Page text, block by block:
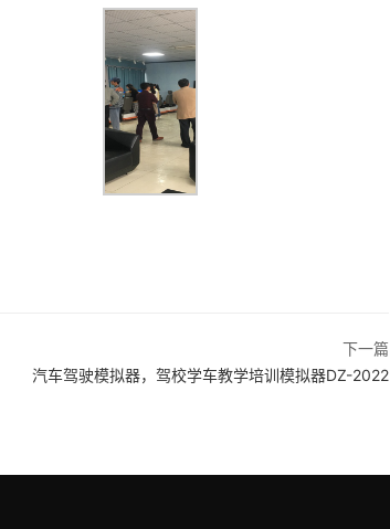
下一篇
汽车驾驶模拟器，驾校学车教学培训模拟器DZ-2022